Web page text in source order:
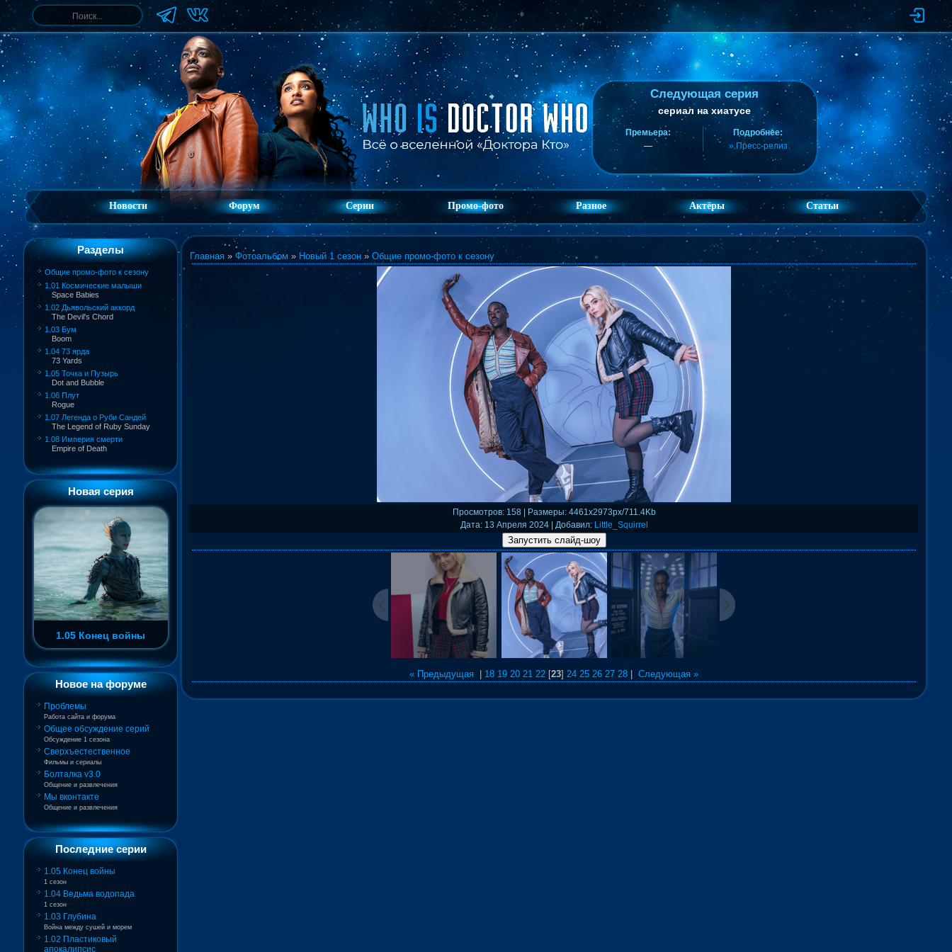
Следующая серия
сериал на хиатусе
Премьера:
—
Подробнее:
» Пресс-релиз
Новости Форум Серии Промо-фото Разное Актёры Статьи
Разделы
Общие промо-фото к сезону
1.01 Космические малыши
Space Babies
1.02 Дьявольский аккорд
The Devil's Chord
1.03 Бум
Boom
1.04 73 ярда
73 Yards
1.05 Точка и Пузырь
Dot and Bubble
1.06 Плут
Rogue
1.07 Легенда о Руби Сандей
The Legend of Ruby Sunday
1.08 Империя смерти
Empire of Death
Новая серия
1.05 Конец войны
Новое на форуме
Проблемы
Работа сайта и форума
Общее обсуждение серий
Обсуждение 1 сезона
Сверхъестественное
Фильмы и сериалы
Болталка v3.0
Общение и развлечения
Мы вконтакте
Общение и развлечения
Последние серии
1.05 Конец войны
1 сезон
1.04 Ведьма водопада
1 сезон
1.03 Глубина
Война между сушей и морем
1.02 Пластиковый
апокалипсис
Главная » Фотоальбом » Новый 1 сезон » Общие промо-фото к сезону
Просмотров: 158 | Размеры: 4461x2973px/711.4Kb
Дата: 13 Апреля 2024 | Добавил: Little_Squirrel
« Предыдущая 18 19 20 21 22 [23] 24 25 26 27 28 Следующая »